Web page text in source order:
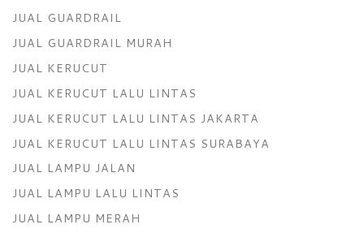
JUAL GUARDRAIL
JUAL GUARDRAIL MURAH
JUAL KERUCUT
JUAL KERUCUT LALU LINTAS
JUAL KERUCUT LALU LINTAS JAKARTA
JUAL KERUCUT LALU LINTAS SURABAYA
JUAL LAMPU JALAN
JUAL LAMPU LALU LINTAS
JUAL LAMPU MERAH